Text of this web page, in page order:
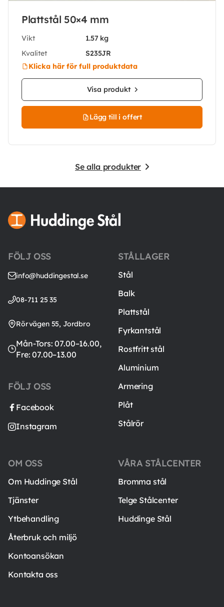
Plattstål 50×4 mm
Vikt
1.57 kg
Kvalitet
S235JR
Klicka här för full produktdata
Visa produkt
Lägg till i offert
Se alla produkter
FÖLJ OSS
info@huddingestal.se
08-711 25 35
Rörvägen 55, Jordbro
Mån-Tors: 07.00–16.00,
Fre: 07.00–13.00
FÖLJ OSS
Facebook
Instagram
STÅLLAGER
Stål
Balk
Plattstål
Fyrkantstål
Rostfritt stål
Aluminium
Armering
Plåt
Stålrör
VÅRA STÅLCENTER
Bromma stål
Telge Stålcenter
Huddinge Stål
OM OSS
Om Huddinge Stål
Tjänster
Ytbehandling
Återbruk och miljö
Kontoansökan
Kontakta oss